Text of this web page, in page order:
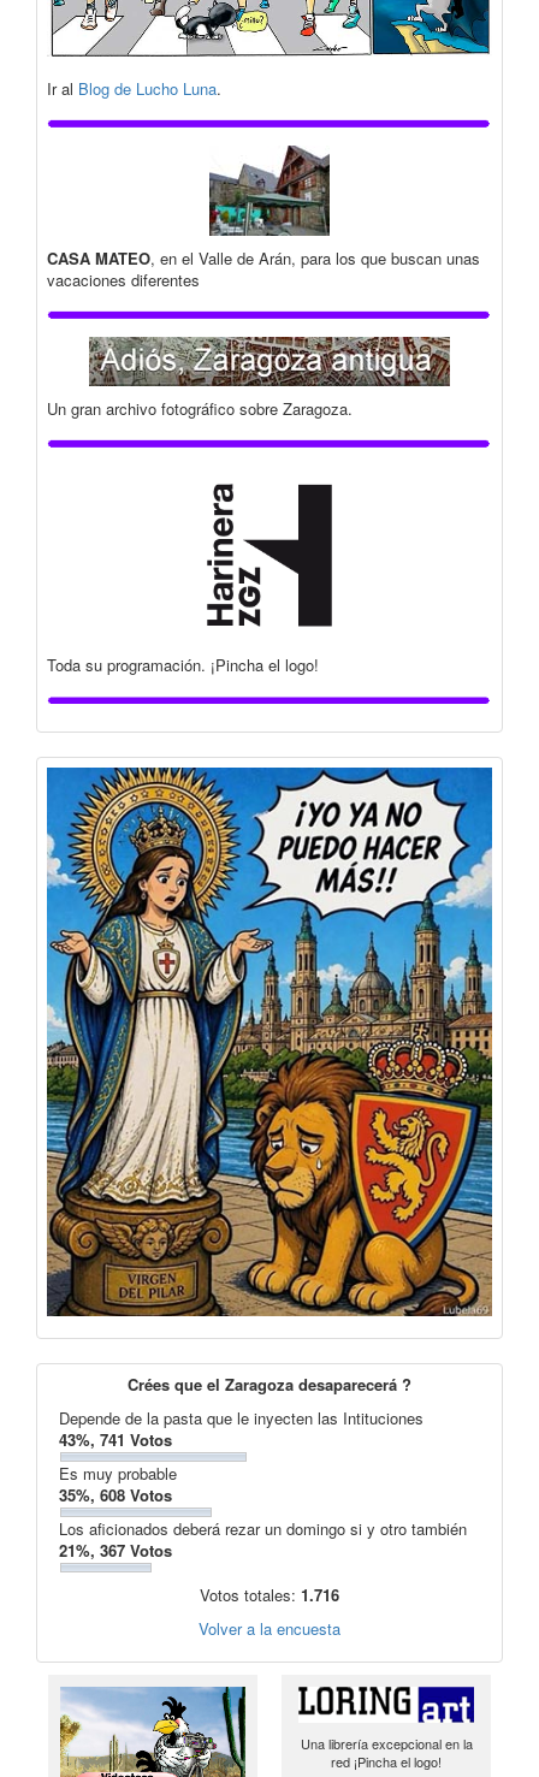
Ir al Blog de Lucho Luna.
CASA MATEO, en el Valle de Arán, para los que buscan unas
vacaciones diferentes
Un gran archivo fotográfico sobre Zaragoza.
Toda su programación. ¡Pincha el logo!
Crées que el Zaragoza desaparecerá ?
Depende de la pasta que le inyecten las Intituciones
43%, 741 Votos
Es muy probable
35%, 608 Votos
Los aficionados deberá rezar un domingo si y otro también
21%, 367 Votos
Votos totales: 1.716
Volver a la encuesta
Una librería excepcional en la
red ¡Pincha el logo!